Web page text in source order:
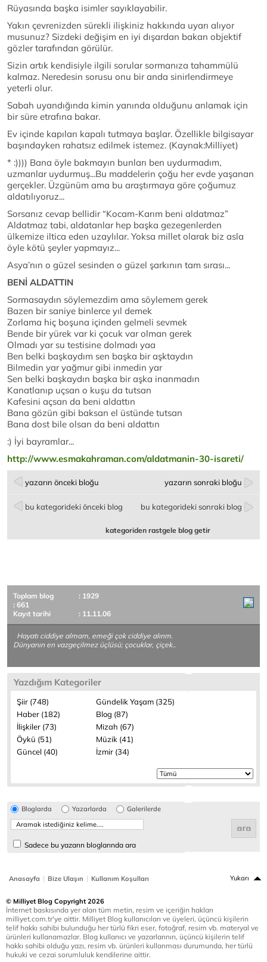
Rüyasında başka isimler sayıklayabilir.
Yakın çevrenizden sürekli ilişkiniz hakkında uyarı alıyor
musunuz? Sizdeki değişim en iyi dışardan bakan objektif
gözler tarafından görülür.
Sizin artık kendisiyle ilgili sorular sormanıza tahammülü
kalmaz. Neredesin sorusu onu bir anda sinirlendirmeye
yeterli olur.
Sabah uyandığında kimin yanında olduğunu anlamak için
bir süre etrafına bakar.
Ev içinde kapıları kapalı tutmaya başlar. Özellikle bilgisayar
başındayken rahatsız edilmek istemez. (Kaynak:Milliyet)
* :)))) Bana öyle bakmayın bunları ben uydurmadım,
uzmanlar uydurmuş...Bu maddelerin çoğu her evde yaşanan
gerçekler. Üzgünüm ama bu araştırmaya göre çoğumuz
aldatılıyoruz...
Sorsanız cevap bellidir “Kocam-Karım beni aldatmaz”
Aldatmaz tabi, aldatanlar hep başka gezegenlerden
ülkemize iltica eden uzaylılar. Yoksa millet olarak biz asla
öyle kötü şeyler yapmayız...
Asya’nın o güzel sesinden o güzel şarkının tam sırası...
BENİ ALDATTIN
Sormasaydın söylemezdim ama söylemem gerek
Bazen bir saniye binlerce yıl demek
Zorlama hiç boşuna içinden gelmeli sevmek
Bende bir yürek var ki çocuk var olman gerek
Olmadı yar su testisine dolmadı yaa
Ben belki başkaydım sen başka bir aşktaydın
Bilmedin yar yağmur gibi inmedin yar
Sen belki başkaydın başka bir aşka inanmadın
Kanatlanıp uçsan o kuşu da tutsan
Kafesini açsan da beni aldattın
Bana gözün gibi baksan el üstünde tutsan
Bana dost bile olsan da beni aldattın
:) İyi bayramlar...
http://www.esmakahraman.com/aldatmanin-30-isareti/
yazarın önceki bloğu yazarın sonraki bloğu
bu kategorideki önceki blog bu kategorideki sonraki blog
kategoriden rastgele blog getir
Toplam blog
: 1929
: 661
Kayıt tarihi
: 11.11.06
Hayatı ciddiye almam, emeği çok ciddiye alırım.
Dünyanın en vazgeçilmez üçlüsü; çocuklar, çiçek..
Yazdığım Kategoriler
Şiir (748)
Gündelik Yaşam (325)
Haber (182)
Blog (87)
İlişkiler (73)
Mizah (67)
Öykü (51)
Müzik (41)
Güncel (40)
İzmir (34)
Bloglarda Yazarlarda Galerilerde
Sadece bu yazarın bloglarında ara
Anasayfa | Bize Ulaşın | Kullanım Koşulları Yukarı
© Milliyet Blog Copyright 2026
İnternet baskısında yer alan tüm metin, resim ve içeriğin hakları
milliyet.com.tr'ye aittir. Milliyet Blog kullanıcıları ve üyeleri, üçüncü kişilerin
telif hakkı sahibi bulunduğu her türlü fikri eser, fotoğraf, resim vb. materyal ve
ürünleri kullanamazlar. Blog kullanıcı ve yazarlarının, üçüncü kişilerin telif
hakkı sahibi olduğu yazı, resim vb. ürünleri kullanması durumunda, her türlü
hukuki ve cezai sorumluluk kendilerine aittir.